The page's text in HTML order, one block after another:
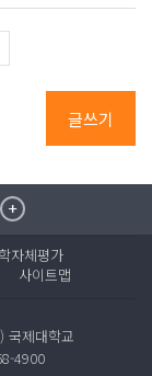
글쓰기
단수집거부
넷이용안내
트
사이트
자체평가
사이트맵
국제대학교
4900